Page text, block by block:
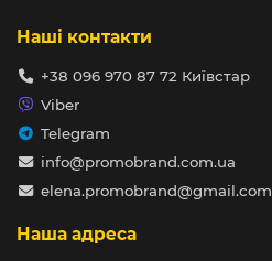
Наші контакти
+38 096 970 87 72 Київстар
Viber
Telegram
info@promobrand.com.ua
elena.promobrand@gmail.com
Наша адреса